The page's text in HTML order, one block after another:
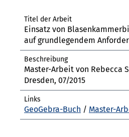
Einsatz von
auf grundlegendem
Master-Arbeit von Rebecca
Dresden, 07/2015
GeoGebra-Buch / Master-